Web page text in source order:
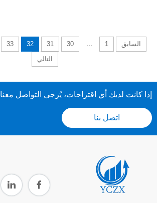
السابق 1
30
31
32
33
التالي
إذا كانت لديك أي اقتراحات، يُرجى التواصل معنا
اتصل بنا